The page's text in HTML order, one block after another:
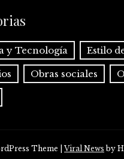
y Tecnología Estilo
Obras sociales
Theme |Viral News by